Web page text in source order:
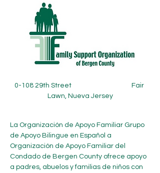
0-108 29th Street                                        Fair
Lawn, Nueva Jersey
La Organización de Apoyo Familiar Grupo
de Apoyo Bilingue en Español a
Organización de Apoyo Familiar del
Condado de Bergen County ofrece apoyo
a padres, abuelos y familias de niños con